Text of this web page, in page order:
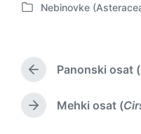
P
e
i
n
Nebinovke
P
r
e
v
Panonski osat (
N
Mehki osat (